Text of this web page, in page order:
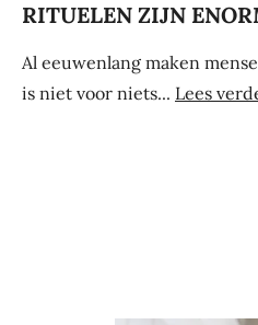
RITUELEN ZIJN
Al eeuwenlang maken
is niet voor niets... Lees